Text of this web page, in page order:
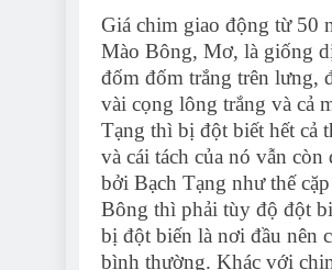
Giá chim giao động từ 50
Mào Bông, Mơ, là giống
đốm đốm trắng trên lưng,
vài cọng lông trắng và cả
Tạng thì bị đột biết hết cả
và cái tách của nó vẫn
bởi Bạch Tạng như thế
Bông thì phải tùy độ đột
bị đột biến là nơi đầu nên
bình thường. Khác với